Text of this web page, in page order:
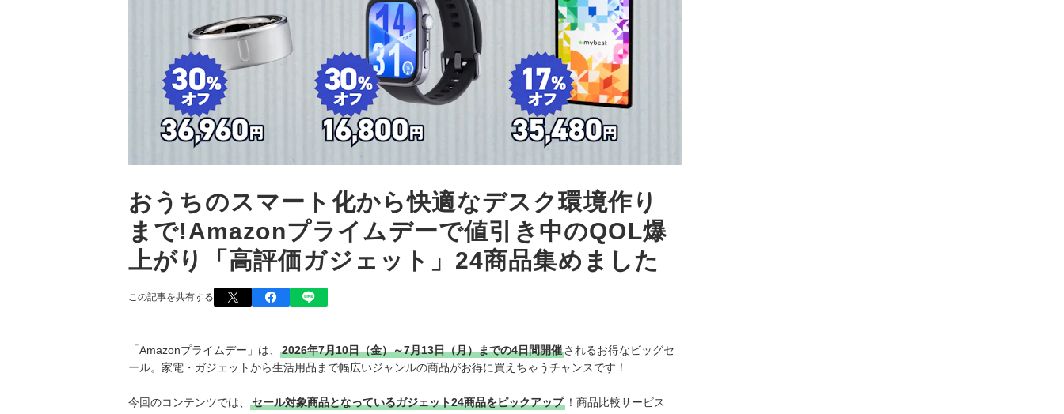
おうちのスマート化から快適なデスク環境作り
まで!Amazonプライムデーで値引き中のQOL爆
上がり「高評価ガジェット」24商品集めました
この記事を共有する
「Amazonプライムデー」は、 2026年7月10日（金）～7月13日（月）までの4日間開催されるお得なビッグセ
ール。家電・ガジェットから生活用品まで幅広いジャンルの商品がお得に買えちゃうチャンスです！
今回のコンテンツでは、 セール対象商品となっているガジェット24商品をピックアップ ！商品比較サービス